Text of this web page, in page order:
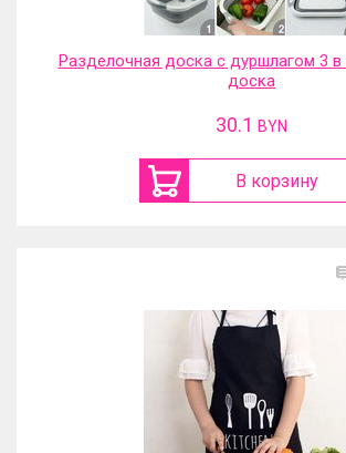
Разделочная доска с дуршлагом 3
доска
30.1 BYN
В корзину